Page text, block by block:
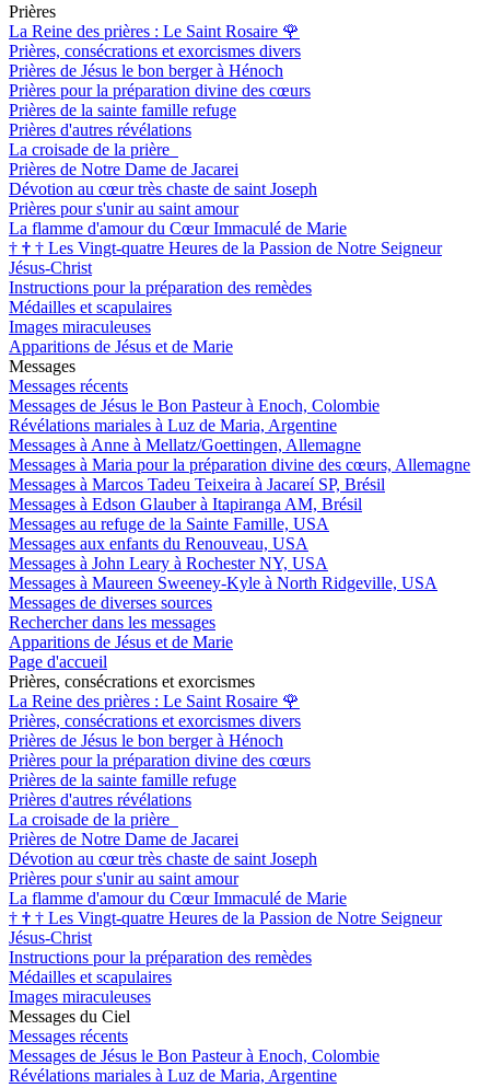
Prières
La Reine des prières : Le Saint Rosaire 🌹
Prières, consécrations et exorcismes divers
Prières de Jésus le bon berger à Hénoch
Prières pour la préparation divine des cœurs
Prières de la sainte famille refuge
Prières d'autres révélations
La croisade de la prière
Prières de Notre Dame de Jacarei
Dévotion au cœur très chaste de saint Joseph
Prières pour s'unir au saint amour
La flamme d'amour du Cœur Immaculé de Marie
† † † Les Vingt-quatre Heures de la Passion de Notre Seigneur
Jésus-Christ
Instructions pour la préparation des remèdes
Médailles et scapulaires
Images miraculeuses
Apparitions de Jésus et de Marie
Messages
Messages récents
Messages de Jésus le Bon Pasteur à Enoch, Colombie
Révélations mariales à Luz de Maria, Argentine
Messages à Anne à Mellatz/Goettingen, Allemagne
Messages à Maria pour la préparation divine des cœurs, Allemagne
Messages à Marcos Tadeu Teixeira à Jacareí SP, Brésil
Messages à Edson Glauber à Itapiranga AM, Brésil
Messages au refuge de la Sainte Famille, USA
Messages aux enfants du Renouveau, USA
Messages à John Leary à Rochester NY, USA
Messages à Maureen Sweeney-Kyle à North Ridgeville, USA
Messages de diverses sources
Rechercher dans les messages
Apparitions de Jésus et de Marie
Page d'accueil
Prières, consécrations et exorcismes
La Reine des prières : Le Saint Rosaire 🌹
Prières, consécrations et exorcismes divers
Prières de Jésus le bon berger à Hénoch
Prières pour la préparation divine des cœurs
Prières de la sainte famille refuge
Prières d'autres révélations
La croisade de la prière
Prières de Notre Dame de Jacarei
Dévotion au cœur très chaste de saint Joseph
Prières pour s'unir au saint amour
La flamme d'amour du Cœur Immaculé de Marie
† † † Les Vingt-quatre Heures de la Passion de Notre Seigneur
Jésus-Christ
Instructions pour la préparation des remèdes
Médailles et scapulaires
Images miraculeuses
Messages du Ciel
Messages récents
Messages de Jésus le Bon Pasteur à Enoch, Colombie
Révélations mariales à Luz de Maria, Argentine